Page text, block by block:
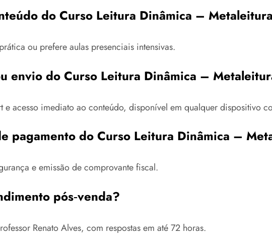
do Curso Leitura Dinâmica –
ou prefere aulas presenciais intensivas.
envio do Curso Leitura Dinâmica –
acesso imediato ao conteúdo, disponível em qualquer dispositivo
pagamento do Curso Leitura Dinâmica –
e emissão de comprovante fiscal.
pós‑venda?
Renato Alves, com respostas em até 72 horas.